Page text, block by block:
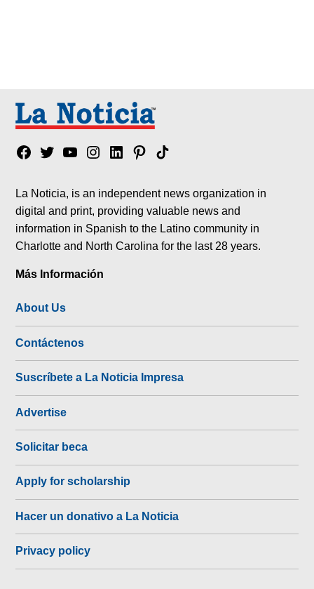
Facebook
TwitterYouTubeInstagram
LinkedinPinterest
Tik
La Noticia, is an independent news organization in
digital and print, providing valuable news and
information in Spanish to the Latino community in
Charlotte and North Carolina for the last 28 years.
Más Información
About Us
Contáctenos
Suscríbete a La Noticia Impresa
Advertise
Solicitar beca
Apply for scholarship
Hacer un donativo a La Noticia
Privacy policy